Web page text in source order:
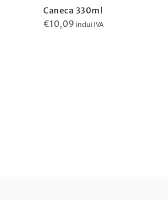
Caneca 330ml
€10,09 inclui IVA